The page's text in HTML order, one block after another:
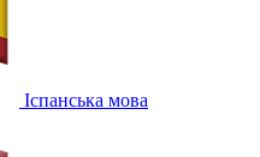
Іспанська мова